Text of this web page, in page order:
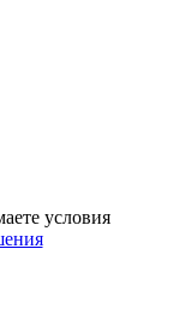
условия